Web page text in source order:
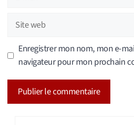
Site
web
Enregistrer mon nom, mon e-
navigateur pour mon prochain